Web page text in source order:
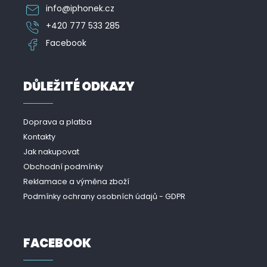
info@iphonek.cz
+420 777 533 285
Facebook
DŮLEŽITÉ ODKAZY
Doprava a platba
Kontakty
Jak nakupovat
Obchodní podmínky
Reklamace a výměna zboží
Podmínky ochrany osobních údajů - GDPR
FACEBOOK